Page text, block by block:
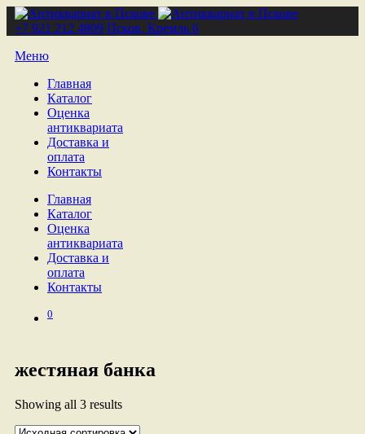
+7 921 212 4809 Псков, Кремль 6
Меню
Главная
Каталог
Оценка
антиквариата
Доставка и
оплата
Контакты
Главная
Каталог
Оценка
антиквариата
Доставка и
оплата
Контакты
0
жестяная банка
Showing all 3 results